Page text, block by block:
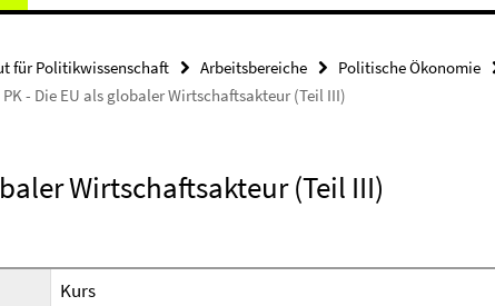
für Politikwissenschaft Arbeitsbereiche Politische Ökonomie
PK - Die EU als globaler Wirtschaftsakteur (Teil III)
Wirtschaftsakteur (Teil III)
Kurs